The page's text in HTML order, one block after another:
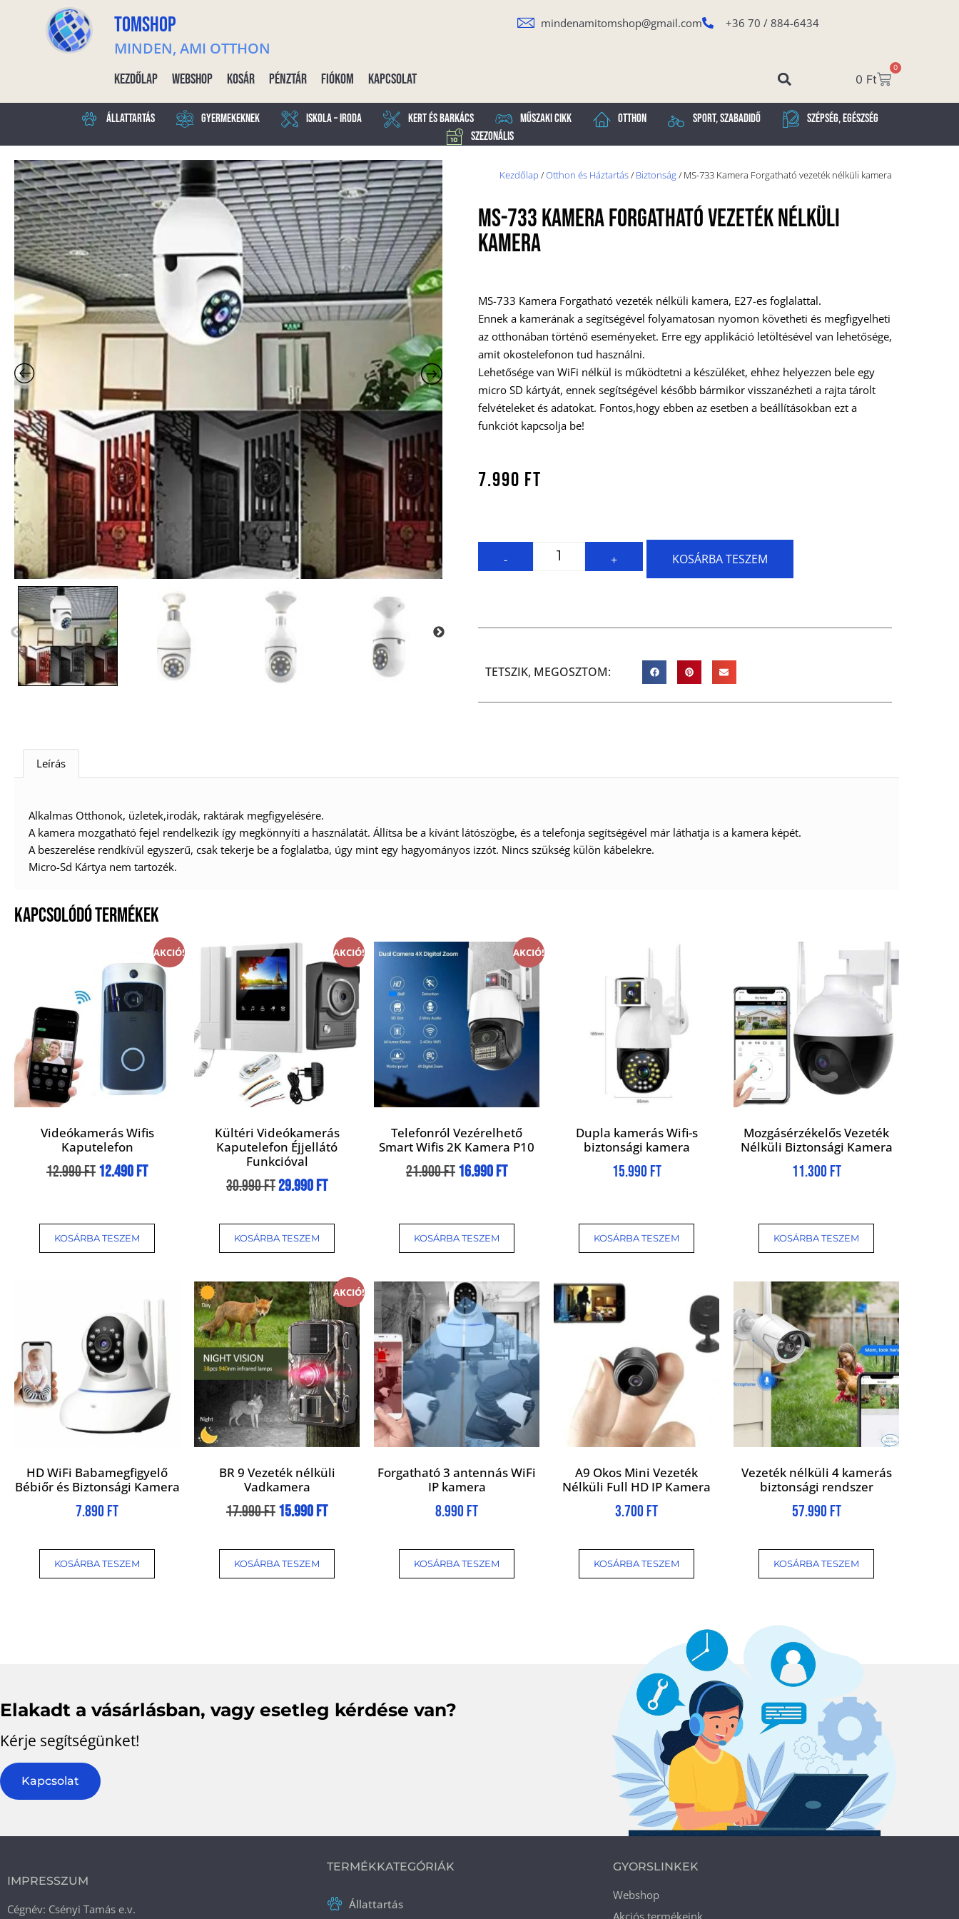
TOMSHOP
MINDEN, AMI OTTHON
mindenamitomshop@gmail.com +36 70 / 884-6434
Kezdőlap Webshop Kosár Pénztár Fiókom Kapcsolat 0 Ft
0
Állattartás Gyermekeknek Iskola – Iroda Kert és Barkács Műszaki cikk Otthon Sport, Szabadidő
Szépség, Egészség
Szezonális
Kezdőlap /Otthon és Háztartás/ Biztonság/ MS-733 Kamera Forgatható vezeték nélküli kamera
MS-733 Kamera Forgatható Vezeték Nélküli
Kamera
MS-733 Kamera Forgatható vezeték nélküli kamera, E27-es foglalattal.
Ennek a kamerának a segítségével folyamatosan nyomon követheti és megfigyelheti
az otthonában történő eseményeket. Erre egy applikáció letöltésével van lehetősége,
amit okostelefonon tud használni.
Lehetősége van WiFi nélkül is működtetni a készüléket, ehhez helyezzen bele egy
micro SD kártyát, ennek segítségével később bármikor visszanézheti a rajta tárolt
felvételeket és adatokat. Fontos,hogy ebben az esetben a beállításokban ezt a
funkciót kapcsolja be!
7.990 Ft
- + KOSÁRBA TESZEM
TETSZIK, MEGOSZTOM:
Leírás
Alkalmas Otthonok, üzletek,irodák, raktárak megfigyelésére.
A kamera mozgatható fejel rendelkezik így megkönnyíti a használatát. Állítsa be a kívánt látószögbe, és a telefonja segítségével már láthatja is a kamera képét.
A beszerelése rendkívül egyszerű, csak tekerje be a foglalatba, úgy mint egy hagyományos izzót. Nincs szükség külön kábelekre.
Micro-Sd Kártya nem tartozék.
KAPCSOLÓDÓ TERMÉKEK
AKCIÓ!
Videókamerás Wifis
Kaputelefon
12.990Ft12.490Ft
KOSÁRBA TESZEM
AKCIÓ!
Kültéri Videókamerás
Kaputelefon Éjjellátó
Funkcióval
30.990Ft29.990Ft
KOSÁRBA TESZEM
AKCIÓ!
Telefonról Vezérelhető
Smart Wifis 2K Kamera P10
21.900Ft16.990Ft
KOSÁRBA TESZEM
Dupla kamerás Wifi-s
biztonsági kamera
15.990 Ft
KOSÁRBA TESZEM
Mozgásérzékelős Vezeték
Nélküli Biztonsági Kamera
11.300 Ft
KOSÁRBA TESZEM
HD WiFi Babamegfigyelő
Bébiőr és Biztonsági Kamera
7.890 Ft
KOSÁRBA TESZEM
AKCIÓ!
BR 9 Vezeték nélküli
Vadkamera
17.990Ft15.990Ft
KOSÁRBA TESZEM
Forgatható 3 antennás WiFi
IP kamera
8.990 Ft
KOSÁRBA TESZEM
A9 Okos Mini Vezeték
Nélküli Full HD IP Kamera
3.700 Ft
KOSÁRBA TESZEM
Vezeték nélküli 4 kamerás
biztonsági rendszer
57.990 Ft
KOSÁRBA TESZEM
Elakadt a vásárlásban, vagy esetleg kérdése van?
Kérje segítségünket!
Kapcsolat
IMPRESSZUM
Cégnév: Csényi Tamás e.v.
TERMÉKKATEGÓRIÁK
Állattartás
GYORSLINKEK
Webshop